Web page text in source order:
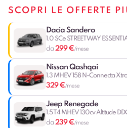
SCOPRI LE OFFERTE
Dacia Sandero
1.0 SCe STREETWAY
da299 €/mese
Nissan Qashqai
1.3 MHEV 158 N-Connecta
329 €/mese
Jeep Renegade
1.5 T4 MHEV 130cv Altitude
da239 €/mese